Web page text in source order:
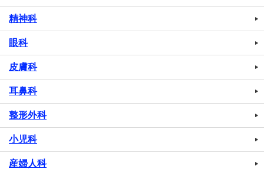
精神科
眼科
皮膚科
耳鼻科
整形外科
小児科
産婦人科